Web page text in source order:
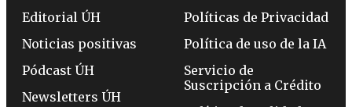
Editorial ÚH
Noticias positivas
Pódcast ÚH
Newsletters ÚH
Políticas de Privacidad
Política de uso de la IA
Servicio de
Suscripción a Crédito